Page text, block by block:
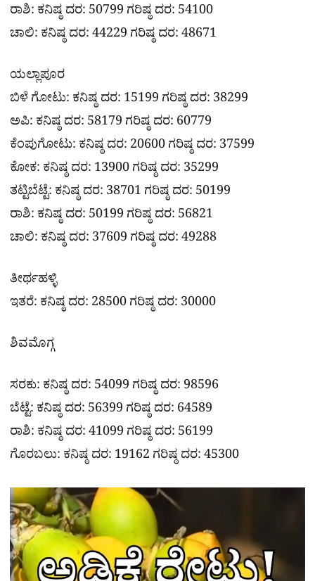
ರಾಶಿ: ಕನಿಷ್ಠ ದರ: 50799 ಗರಿಷ್ಠ ದರ: 54100
ಚಾಲಿ: ಕನಿಷ್ಠ ದರ: 44229 ಗರಿಷ್ಠ ದರ: 48671
ಯಲ್ಲಾಪೂರ
ಬಿಳೆ ಗೋಟು: ಕನಿಷ್ಠ ದರ: 15199 ಗರಿಷ್ಠ ದರ: 38299
ಅಪಿ: ಕನಿಷ್ಠ ದರ: 58179 ಗರಿಷ್ಠ ದರ: 60779
ಕೆಂಪುಗೋಟು: ಕನಿಷ್ಠ ದರ: 20600 ಗರಿಷ್ಠ ದರ: 37599
ಕೋಕ: ಕನಿಷ್ಠ ದರ: 13900 ಗರಿಷ್ಠ ದರ: 35299
ತಟ್ಟಿಬೆಟ್ಟೆ: ಕನಿಷ್ಠ ದರ: 38701 ಗರಿಷ್ಠ ದರ: 50199
ರಾಶಿ: ಕನಿಷ್ಠ ದರ: 50199 ಗರಿಷ್ಠ ದರ: 56821
ಚಾಲಿ: ಕನಿಷ್ಠ ದರ: 37609 ಗರಿಷ್ಠ ದರ: 49288
ತೀರ್ಥಹಳ್ಳಿ
ಇತರೆ: ಕನಿಷ್ಠ ದರ: 28500 ಗರಿಷ್ಠ ದರ: 30000
ಶಿವಮೊಗ್ಗ
ಸರಕು: ಕನಿಷ್ಠ ದರ: 54099 ಗರಿಷ್ಠ ದರ: 98596
ಬೆಟ್ಟೆ: ಕನಿಷ್ಠ ದರ: 56399 ಗರಿಷ್ಠ ದರ: 64589
ರಾಶಿ: ಕನಿಷ್ಠ ದರ: 41099 ಗರಿಷ್ಠ ದರ: 56199
ಗೊರಬಲು: ಕನಿಷ್ಠ ದರ: 19162 ಗರಿಷ್ಠ ದರ: 45300